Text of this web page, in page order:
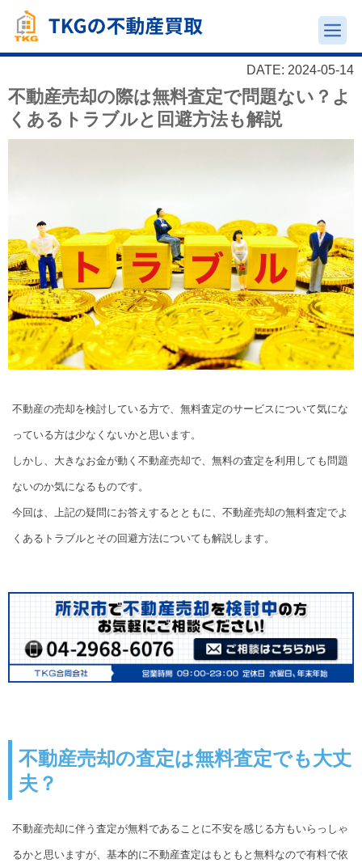
DATE: 2024-05-14
不動産売却の際は無料査定で問題ない？よ
くあるトラブルと回避方法も解説
不動産の売却を検討している方で、無料査定のサービスについて気にな
っている方は少なくないかと思います。
しかし、大きなお金が動く不動産売却で、無料の査定を利用しても問題
ないのか気になるものです。
今回は、上記の疑問にお答えするとともに、不動産売却の無料査定でよ
くあるトラブルとその回避方法についても解説します。
不動産売却の査定は無料査定でも大丈
夫？
不動産売却に伴う査定が無料であることに不安を感じる方もいらっしゃ
るかと思いますが、基本的に不動産査定はもともと無料なので有料で依